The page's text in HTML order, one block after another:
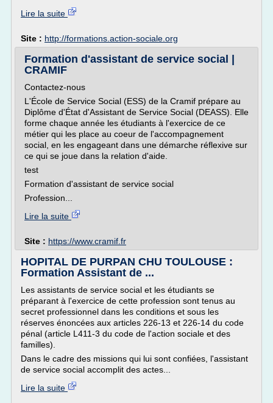
Lire la suite
Site : http://formations.action-sociale.org
Formation d'assistant de service social |
CRAMIF
Contactez-nous
L'École de Service Social (ESS) de la Cramif prépare au
Diplôme d'État d'Assistant de Service Social (DEASS). Elle
forme chaque année les étudiants à l'exercice de ce
métier qui les place au coeur de l'accompagnement
social, en les engageant dans une démarche réflexive sur
ce qui se joue dans la relation d'aide.
test
Formation d'assistant de service social
Profession...
Lire la suite
Site : https://www.cramif.fr
HOPITAL DE PURPAN CHU TOULOUSE :
Formation Assistant de ...
Les assistants de service social et les étudiants se
préparant à l'exercice de cette profession sont tenus au
secret professionnel dans les conditions et sous les
réserves énoncées aux articles 226-13 et 226-14 du code
pénal (article L411-3 du code de l'action sociale et des
familles).
Dans le cadre des missions qui lui sont confiées, l'assistant
de service social accomplit des actes...
Lire la suite